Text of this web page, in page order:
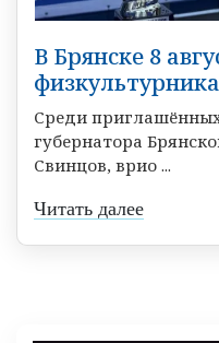
В Брянске 8
Среди
губернатора
Свинцов, врио ...
Читать далее